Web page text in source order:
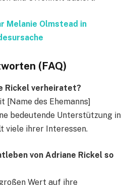
Melanie Olmstead in
(FAQ)
Rickel verheiratet?
[Name des Ehemanns]
bedeutende Unterstützung in
viele ihrer Interessen.
von Adriane Rickel so
Wert auf ihre